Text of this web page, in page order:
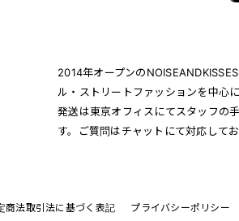
2014年オープンの
ル・ストリートファッションを中心
発送は東京オフィスにてスタッフの
す。ご質問はチャットにて対応してお
商法取引法に基づく表記 プライバシーポリシー